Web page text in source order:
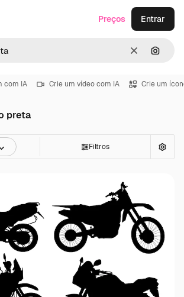
Limpar
Preços Entrar
com IA Crie um vídeo com IA Crie um
preta
Filtros